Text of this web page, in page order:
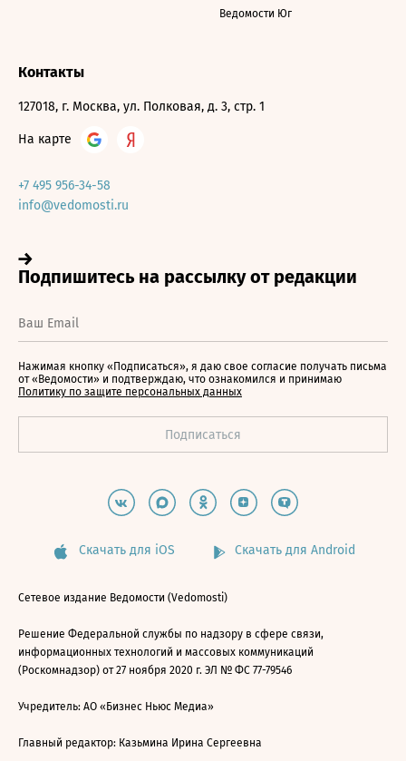
Ведомости Юг
Контакты
127018, г. Москва, ул. Полковая, д. 3, стр. 1
На карте
+7 495 956-34-58
info@vedomosti.ru
Нажимая кнопку «Подписаться», я даю свое согласие получать письма
от «Ведомости» и подтверждаю, что ознакомился и принимаю
Политику по защите персональных данных
Скачать для iOS Скачать для Android
Сетевое издание Ведомости (Vedomosti)
Решение Федеральной службы по надзору в сфере связи,
информационных технологий и массовых коммуникаций
(Роскомнадзор) от 27 ноября 2020 г. ЭЛ № ФС 77-79546
Учредитель: АО «Бизнес Ньюс Медиа»
Главный редактор: Казьмина Ирина Сергеевна